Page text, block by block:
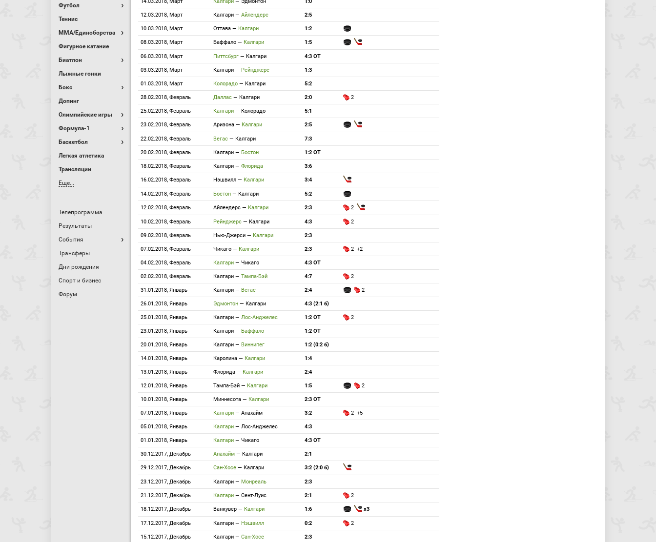
Футбол
Теннис
MMA/Единоборства
Фигурное катание
Биатлон
Лыжные гонки
Бокс
Допинг
Олимпийские игры
Формула-1
Баскетбол
Легкая атлетика
Трансляции
Еще...
Телепрограмма
Результаты
События
Трансферы
Дни рождения
Спорт и бизнес
Форум
12.03.2018, Март Калгари — Айлендерс 2:5
10.03.2018, Март Оттава — Калгари 1:2
08.03.2018, Март Баффало — Калгари 1:5
06.03.2018, Март Питтсбург — Калгари 4:3 ОТ
03.03.2018, Март Калгари — Рейнджерс 1:3
01.03.2018, Март Колорадо — Калгари 5:2
28.02.2018, Февраль Даллас — Калгари 2:0 2
25.02.2018, Февраль Калгари — Колорадо 5:1
23.02.2018, Февраль Аризона — Калгари 2:5
22.02.2018, Февраль Вегас — Калгари 7:3
20.02.2018, Февраль Калгари — Бостон 1:2 ОТ
18.02.2018, Февраль Калгари — Флорида 3:6
16.02.2018, Февраль Нэшвилл — Калгари 3:4
14.02.2018, Февраль Бостон — Калгари 5:2
12.02.2018, Февраль Айлендерс — Калгари 2:3 2
10.02.2018, Февраль Рейнджерс — Калгари 4:3 2
09.02.2018, Февраль Нью-Джерси — Калгари 2:3
07.02.2018, Февраль Чикаго — Калгари 2:3 2 +2
04.02.2018, Февраль Калгари — Чикаго 4:3 ОТ
02.02.2018, Февраль Калгари — Тампа-Бэй 4:7 2
31.01.2018, Январь Калгари — Вегас 2:4 2
26.01.2018, Январь Эдмонтон — Калгари 4:3 (2:1 б)
25.01.2018, Январь Калгари — Лос-Анджелес 1:2 ОТ 2
23.01.2018, Январь Калгари — Баффало 1:2 ОТ
20.01.2018, Январь Калгари — Виннипег 1:2 (0:2 б)
14.01.2018, Январь Каролина — Калгари 1:4
13.01.2018, Январь Флорида — Калгари 2:4
12.01.2018, Январь Тампа-Бэй — Калгари 1:5 2
10.01.2018, Январь Миннесота — Калгари 2:3 ОТ
07.01.2018, Январь Калгари — Анахайм 3:2 2 +5
05.01.2018, Январь Калгари — Лос-Анджелес 4:3
01.01.2018, Январь Калгари — Чикаго 4:3 ОТ
30.12.2017, Декабрь Анахайм — Калгари 2:1
29.12.2017, Декабрь Сан-Хосе — Калгари 3:2 (2:0 б)
23.12.2017, Декабрь Калгари — Монреаль 2:3
21.12.2017, Декабрь Калгари — Сент-Луис 2:1 2
18.12.2017, Декабрь Ванкувер — Калгари 1:6 x3
17.12.2017, Декабрь Калгари — Нэшвилл 0:2 2
15.12.2017, Декабрь Калгари — Сан-Хосе 2:3